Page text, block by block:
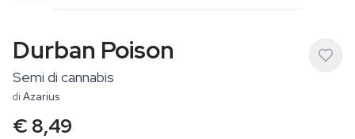
Durban Poison
Semi di cannabis
di Azarius
€ 8,49